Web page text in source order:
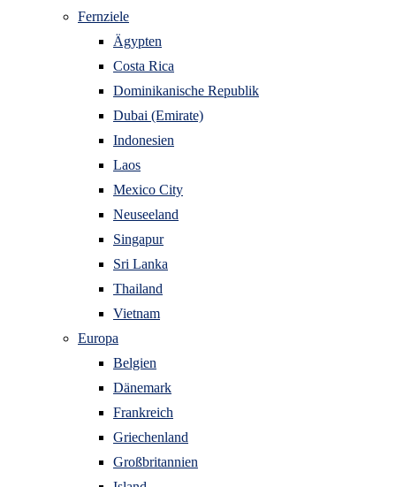
Fernziele
Ägypten
Costa Rica
Dominikanische Republik
Dubai (Emirate)
Indonesien
Laos
Mexico City
Neuseeland
Singapur
Sri Lanka
Thailand
Vietnam
Europa
Belgien
Dänemark
Frankreich
Griechenland
Großbritannien